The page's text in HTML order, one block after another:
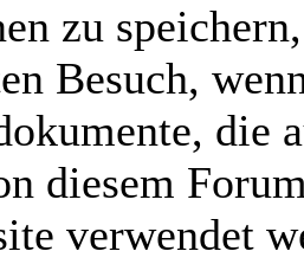
zu
Besuch,
die
diesem
verwendet